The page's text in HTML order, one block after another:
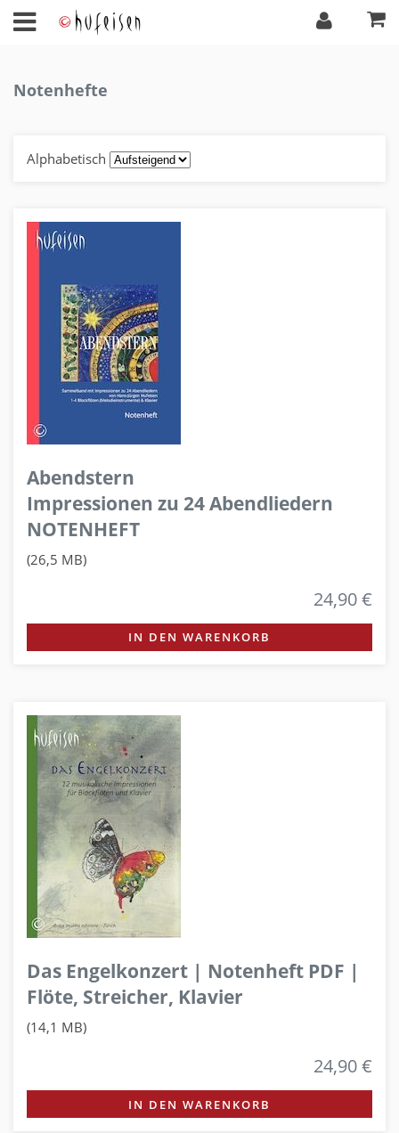
Notenhefte
Alphabetisch
Abendstern
Impressionen zu 24 Abendliedern
NOTENHEFT
(26,5 MB)
24,90 €
IN DEN WARENKORB
Das Engelkonzert | Notenheft PDF |
Flöte, Streicher, Klavier
(14,1 MB)
24,90 €
IN DEN WARENKORB